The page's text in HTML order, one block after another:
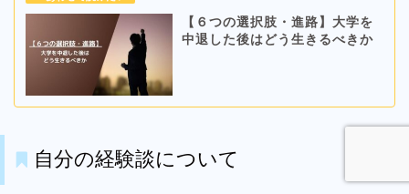
【６つの選択肢・進路】大学を
中退した後はどう生きるべきか
自分の経験談について